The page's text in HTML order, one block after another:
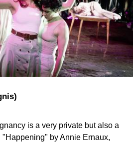
is a very private but also a
by Annie Ernaux,